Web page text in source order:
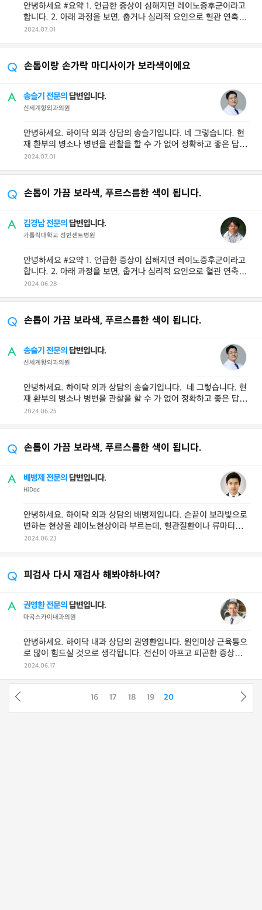
안녕하세요 #요약 1. 언급한 증상이 심해지면 레이노증후군이라고
합니다. 2. 아래 과정을 보면, 춥거나 심리적 요인으로 혈관 연축이
생기면 3. 순환이 안 ...
2024.07.01
손톱이랑 손가락 마디사이가 보라색이에요
송슬기 전문의 답변입니다.
신세계항외과의원
안녕하세요. 하이닥 외과 상담의 송슬기입니다. 네 그렇습니다. 현
재 환부의 병소나 병변을 관찰을 할 수 가 없어 정확하고 좋은 답변
을 드리기는 100% 어렵 ...
2024.07.01
손톱이 가끔 보라색, 푸르스름한 색이 됩니다.
김경남 전문의 답변입니다.
가톨릭대학교 성빈센트병원
안녕하세요 #요약 1. 언급한 증상이 심해지면 레이노증후군이라고
합니다. 2. 아래 과정을 보면, 춥거나 심리적 요인으로 혈관 연축이
생기면 3. 순환이 안 ...
2024.06.28
손톱이 가끔 보라색, 푸르스름한 색이 됩니다.
송슬기 전문의 답변입니다.
신세계항외과의원
안녕하세요. 하이닥 외과 상담의 송슬기입니다. 네 그렇습니다. 현
재 환부의 병소나 병변을 관찰을 할 수 가 없어 정확하고 좋은 답변
2024.06.25
손톱이 가끔 보라색, 푸르스름한 색이 됩니다.
배병제 전문의 답변입니다.
HiDoc
안녕하세요. 하이닥 외과 상담의 배병제입니다. 손끝이 보라빛으로
변하는 현상을 레이노현상이라 부르는데, 혈관질환이나 류마티스
2024.06.23
피검사 다시 재검사 해봐야하나여?
권영환 전문의 답변입니다.
마곡스카이내과의원
안녕하세요. 하이닥 내과 상담의 권영환입니다. 원인미상 근육통으
로 많이 힘드실 것으로 생각됩니다. 전신이 아프고 피곤한 증상이
2024.06.17
16 17 18 19 20